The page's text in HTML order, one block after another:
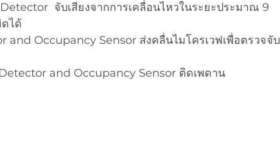
จับเสียงจากการเคลื่อนไหวในระยะประมาณ 9
ได้
and Occupancy Sensor ส่งคลื่นไมโครเวฟเพื่อตรวจจับ
and Occupancy Sensor ติดเพดาน